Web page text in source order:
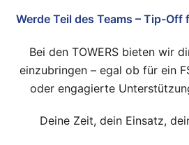
Werde Teil des Teams – Tip-Off
Bei den TOWERS bieten wir
einzubringen – egal ob für ein
oder engagierte
Deine Zeit, dein Einsatz,